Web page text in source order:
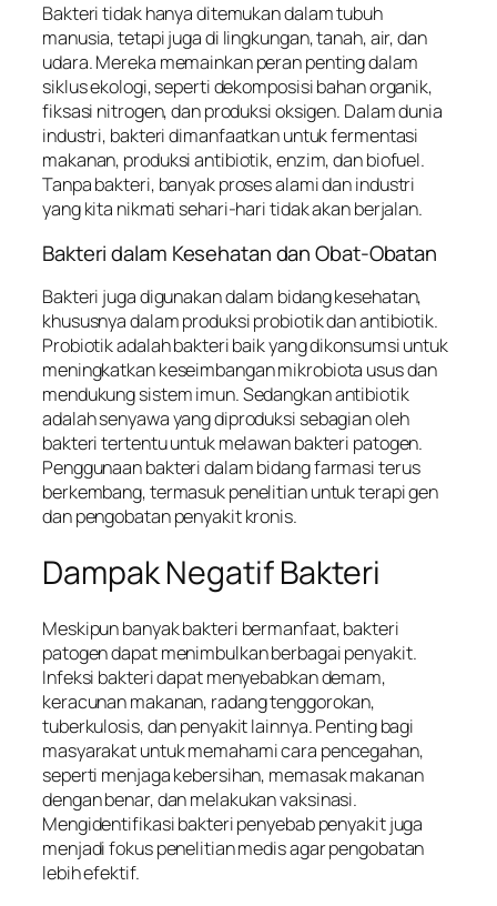
Bakteri tidak hanya ditemukan dalam tubuh
manusia, tetapi juga di lingkungan, tanah, air, dan
udara. Mereka memainkan peran penting dalam
siklus ekologi, seperti dekomposisi bahan organik,
fiksasi nitrogen, dan produksi oksigen. Dalam dunia
industri, bakteri dimanfaatkan untuk fermentasi
makanan, produksi antibiotik, enzim, dan biofuel.
Tanpa bakteri, banyak proses alami dan industri
yang kita nikmati sehari-hari tidak akan berjalan.
Bakteri dalam Kesehatan dan Obat-Obatan
Bakteri juga digunakan dalam bidang kesehatan,
khususnya dalam produksi probiotik dan antibiotik.
Probiotik adalah bakteri baik yang dikonsumsi untuk
meningkatkan keseimbangan mikrobiota usus dan
mendukung sistem imun. Sedangkan antibiotik
adalah senyawa yang diproduksi sebagian oleh
bakteri tertentu untuk melawan bakteri patogen.
Penggunaan bakteri dalam bidang farmasi terus
berkembang, termasuk penelitian untuk terapi gen
dan pengobatan penyakit kronis.
Dampak Negatif Bakteri
Meskipun banyak bakteri bermanfaat, bakteri
patogen dapat menimbulkan berbagai penyakit.
Infeksi bakteri dapat menyebabkan demam,
keracunan makanan, radang tenggorokan,
tuberkulosis, dan penyakit lainnya. Penting bagi
masyarakat untuk memahami cara pencegahan,
seperti menjaga kebersihan, memasak makanan
dengan benar, dan melakukan vaksinasi.
Mengidentifikasi bakteri penyebab penyakit juga
menjadi fokus penelitian medis agar pengobatan
lebih efektif.